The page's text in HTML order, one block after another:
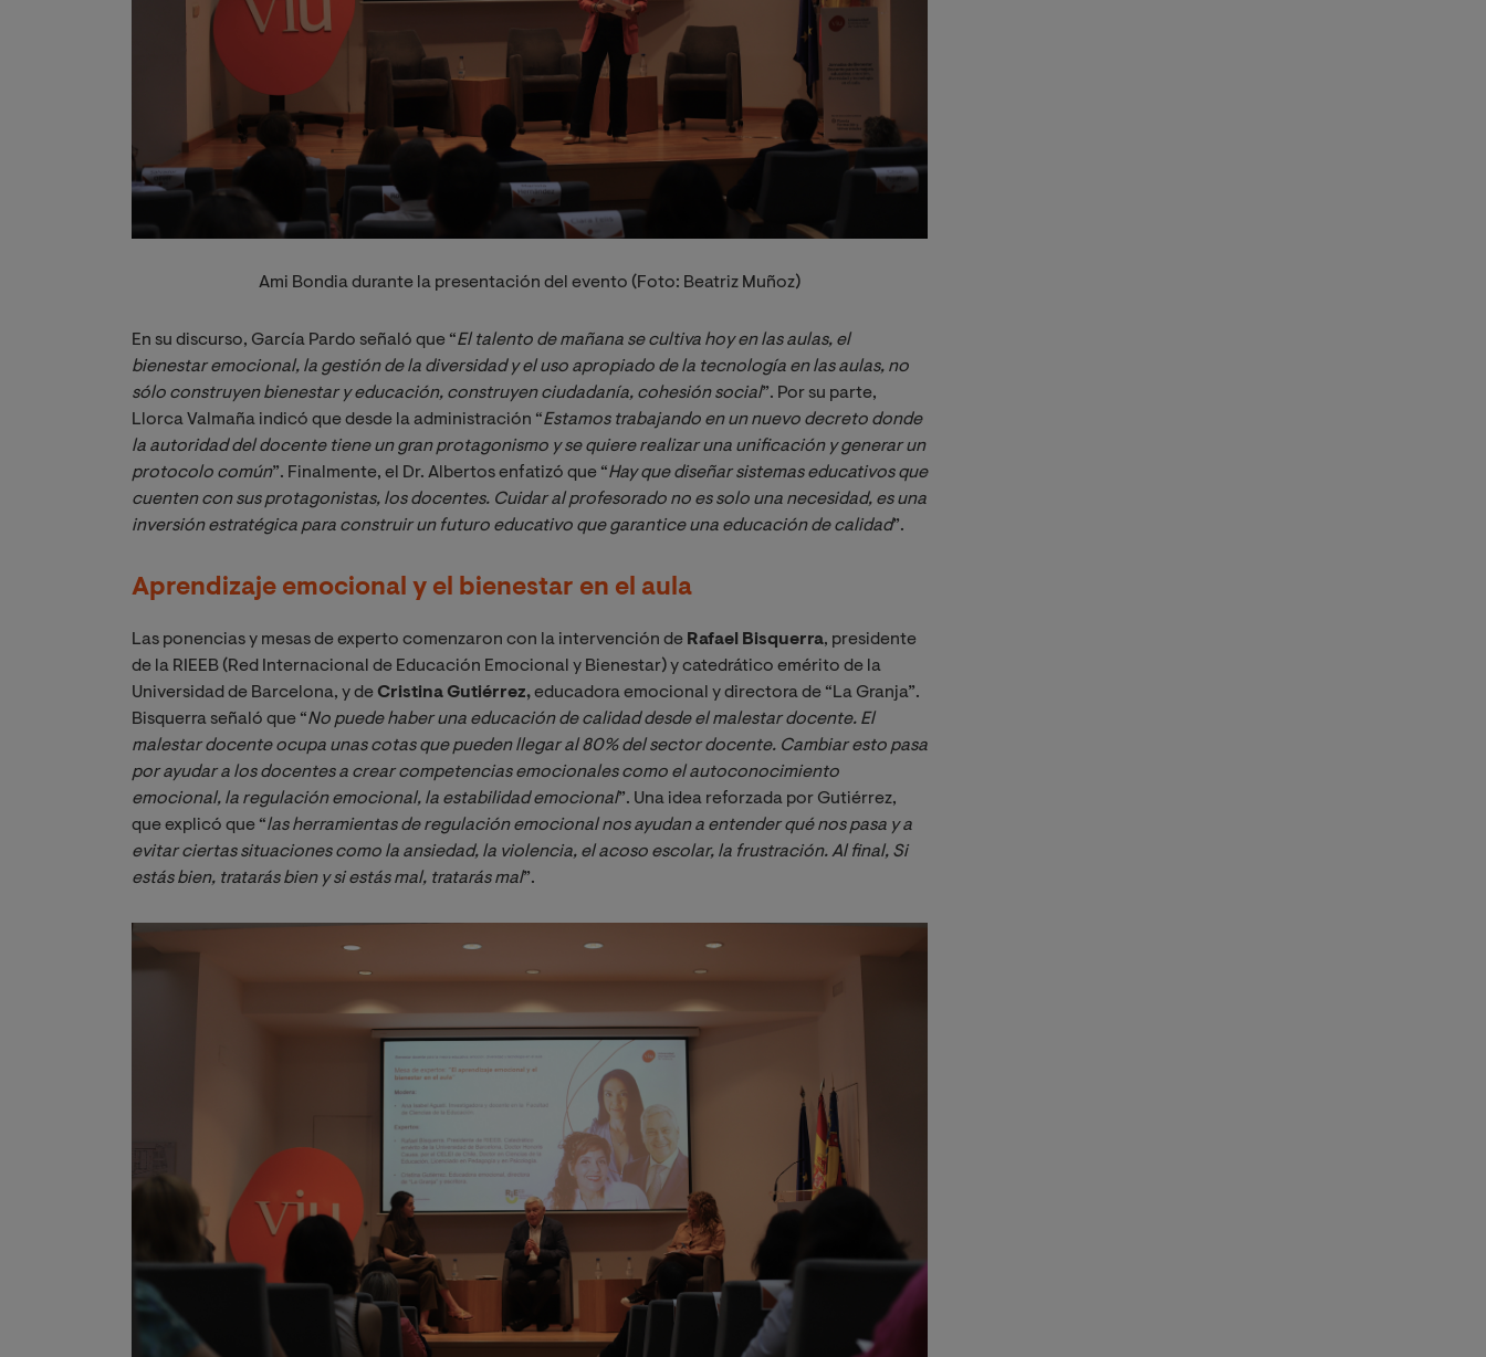
Ami Bondia durante la presentación del evento (Foto: Beatriz Muñoz)
En su discurso, García Pardo señaló que “El talento de mañana se cultiva hoy en las aulas, el
bienestar emocional, la gestión de la diversidad y el uso apropiado de la tecnología en las aulas, no
sólo construyen bienestar y educación, construyen ciudadanía, cohesión social”. Por su parte,
Llorca Valmaña indicó que desde la administración “Estamos trabajando en un nuevo decreto donde
la autoridad del docente tiene un gran protagonismo y se quiere realizar una unificación y generar un
protocolo común”. Finalmente, el Dr. Albertos enfatizó que “Hay que diseñar sistemas educativos que
cuenten con sus protagonistas, los docentes. Cuidar al profesorado no es solo una necesidad, es una
inversión estratégica para construir un futuro educativo que garantice una educación de calidad”.
Aprendizaje emocional y el bienestar en el aula
Las ponencias y mesas de experto comenzaron con la intervención de Rafael Bisquerra, presidente
de la RIEEB (Red Internacional de Educación Emocional y Bienestar) y catedrático emérito de la
Universidad de Barcelona, y deCristina Gutiérrez,educadora emocional y directora de “La Granja”.
Bisquerra señaló que “No puede haber una educación de calidad desde el malestar docente. El
malestar docente ocupa unas cotas que pueden llegar al 80% del sector docente. Cambiar esto pasa
por ayudar a los docentes a crear competencias emocionales como el autoconocimiento
emocional, la regulación emocional, la estabilidad emocional”. Una idea reforzada por Gutiérrez,
que explicó que “las herramientas de regulación emocional nos ayudan a entender qué nos pasa y a
evitar ciertas situaciones como la ansiedad, la violencia, el acoso escolar, la frustración. Al final, Si
estás bien, tratarás bien y si estás mal, tratarás mal”.